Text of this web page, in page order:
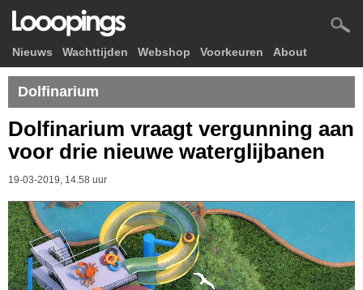
Nieuws Wachttijden Webshop Voorkeuren About
Dolfinarium
Dolfinarium vraagt vergunning aan
voor drie nieuwe waterglijbanen
19-03-2019, 14.58 uur